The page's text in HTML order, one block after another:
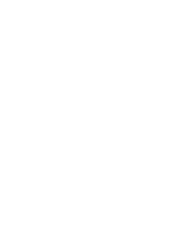
de Iker Luque
podemos tirar para delante y
de Juanlu
del Granada CF
de 420 millones por el club
el ataque nervionense
de un inválido Consejo
antes del cierre
con el Genoa
campo sevillista